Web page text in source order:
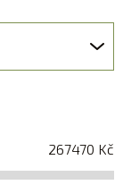
267470 Kč